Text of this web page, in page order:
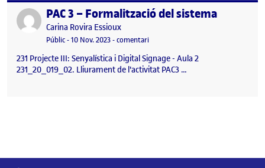
Publicat perPAC 3 – Formalització del sistema
Publicat per
Carina Rovira Essioux
Visibilitat:
Públic-Data de publicació
10 Nov. 2023-comentariel PAC 3 – Formalització del sistema
231 Projecte III: Senyalística i Digital Signage - Aula 2
231_20_019_02. Lliurament de l'activitat PAC3 …